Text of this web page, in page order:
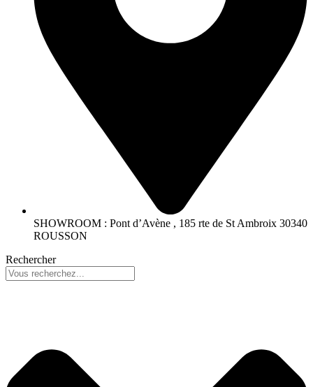
SHOWROOM : Pont d’Avène , 185 rte de St Ambroix 30340
ROUSSON
Rechercher